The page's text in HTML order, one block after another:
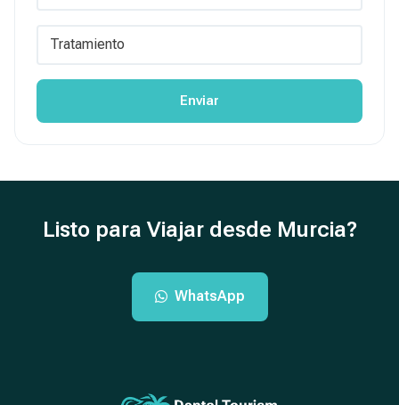
Enviar
Listo para Viajar desde Murcia?
WhatsApp